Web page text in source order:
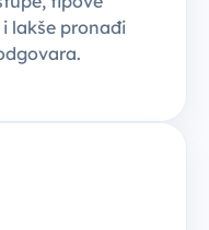
lakše pronađi